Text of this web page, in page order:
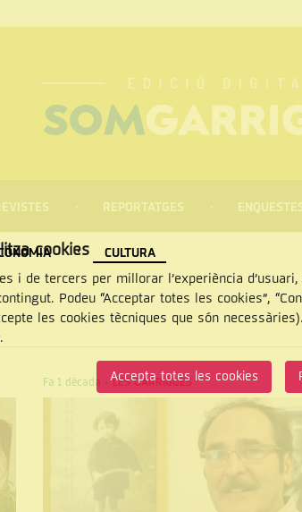
CULTURA
REPORTATGES
Fa 1 dècada -LES GARRIGUES
cookies
i de tercers per millorar l’experiència
Podeu “Acceptar totes les cookies”,
les cookies tècniques que són
Accepta totes les cookies